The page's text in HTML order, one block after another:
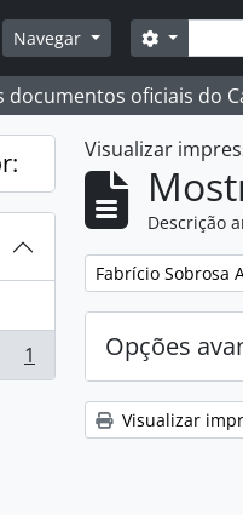
Navegar Buscar
Opções
documentos oficiais do
1
Visualizar
Descrição
Remover filtro:
Fabrício Sobrosa
Opções
Visualizar